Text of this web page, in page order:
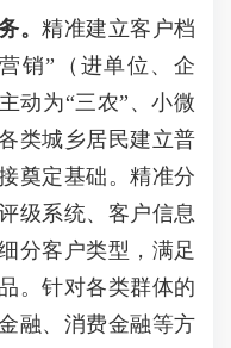
。 精准建立客户档
销”（进单位、企
动为“三农”、小微
类城乡居民建立普
奠定基础。精准分
级系统、客户信息
分客户类型，满足
。针对各类群体的
融、消费金融等方